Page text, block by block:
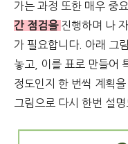
가는 과정 또한 매우 중
간 점검을 진행하며 나
가 필요합니다. 아래 그
놓고, 이를 표로 만들어
정도인지 한 번씩 계획
그림으로 다시 한번 설